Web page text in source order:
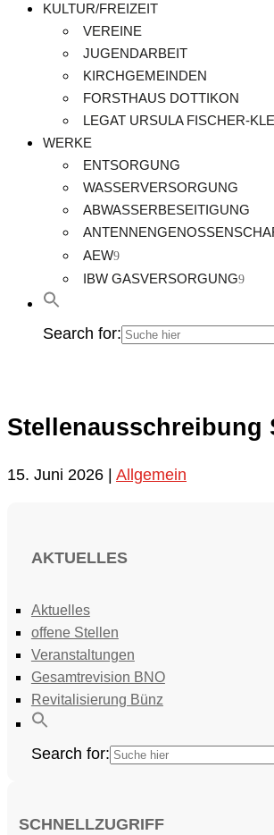
KULTUR/FREIZEIT
VEREINE
JUGENDARBEIT
KIRCHGEMEINDEN
FORSTHAUS DOTTIKON
LEGAT URSULA FISCHER-
WERKE
ENTSORGUNG
WASSERVERSORGUNG
ABWASSERBESEITIGUNG
AEW
IBW GASVERSORGUNG
Search for:
Stellenausschreibung
15. Juni 2026 | Allgemein
AKTUELLES
Aktuelles
offene Stellen
Veranstaltungen
Gesamtrevision BNO
Revitalisierung Bünz
Search for:
SCHNELLZUGRIFF